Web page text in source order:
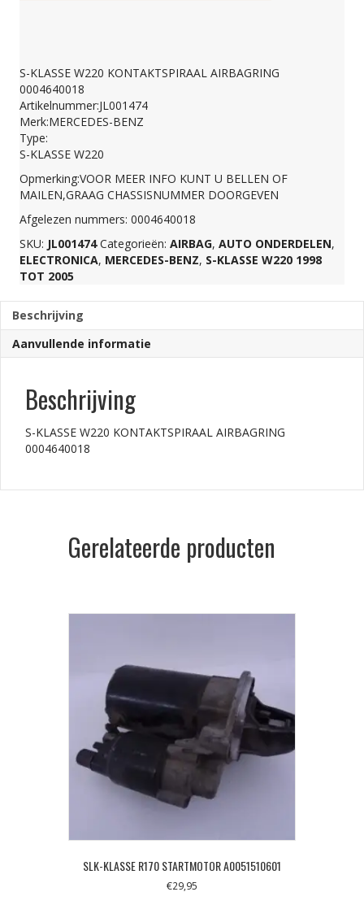
W220
KONTAKTSPIRAAL
AIRBAGRING
0004640018
aantal
S-KLASSE W220 KONTAKTSPIRAAL AIRBAGRING
0004640018
Artikelnummer:JL001474
Merk:MERCEDES-BENZ
Type:
S-KLASSE W220
Opmerking:VOOR MEER INFO KUNT U BELLEN OF
MAILEN,GRAAG CHASSISNUMMER DOORGEVEN
Afgelezen nummers: 0004640018
SKU: JL001474 Categorieën: AIRBAG, AUTO ONDERDELEN,
ELECTRONICA, MERCEDES-BENZ, S-KLASSE W220 1998
TOT 2005
Beschrijving
Aanvullende informatie
Beschrijving
S-KLASSE W220 KONTAKTSPIRAAL AIRBAGRING
0004640018
Gerelateerde producten
SLK-KLASSE R170 STARTMOTOR A0051510601
€29,95